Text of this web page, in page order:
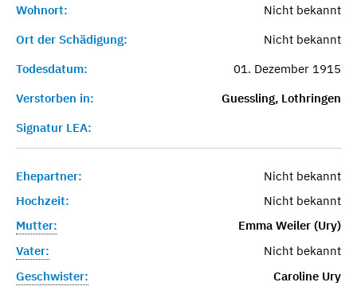
Wohnort:
Nicht bekannt
Ort der Schädigung:
Nicht bekannt
Todesdatum:
01. Dezember 1915
Verstorben in:
Guessling, Lothringen
Signatur LEA:
Ehepartner:
Nicht bekannt
Hochzeit:
Nicht bekannt
Mutter:
Emma Weiler (Ury)
Vater:
Nicht bekannt
Geschwister:
Caroline Ury